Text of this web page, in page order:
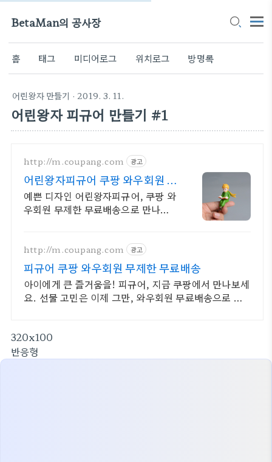
BetaMan의 공사장
홈 태그 미디어로그 위치로그 방명록
어린왕자 만들기 · 2019. 3. 11.
어린왕자 피규어 만들기 #1
http://m.coupang.com 광고
어린왕자피규어 쿠팡 와우회원 무
제한 무료배송
예쁜 디자인 어린왕자피규어, 쿠팡 와
우회원 무제한 무료배송으로 만나보
http://m.coupang.com 광고
피규어 쿠팡 와우회원 무제한 무료배송
아이에게 큰 즐거움을! 피규어, 지금 쿠팡에서 만나보세
요. 선물 고민은 이제 그만, 와우회원 무료배송으로 아
320x100
반응형